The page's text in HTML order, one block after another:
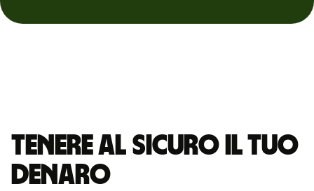
Tenere al sicuro il tuo
denaro